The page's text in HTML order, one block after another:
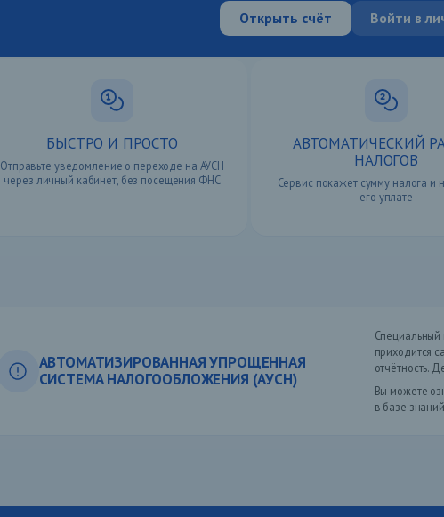
Открыть счёт Войти в
БЫСТРО И ПРОСТО
Отправьте уведомление о переходе на АУСН
через личный кабинет, без посещения ФНС
АВТОМАТИЧЕСКИЙ
НАЛОГОВ
Сервис покажет сумму налога и
его уплате
АВТОМАТИЗИРОВАННАЯ УПРОЩЕННАЯ
СИСТЕМА НАЛОГООБЛОЖЕНИЯ (АУСН)
приходится
отчётность.
Вы можете
в базе